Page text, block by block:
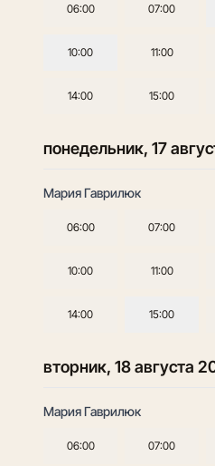
06:00 07:00
10:00 11:00
14:00 15:00
понедельник, 17
Мария Гаврилюк
06:00 07:00
10:00 11:00
14:00 15:00
вторник, 18 августа
Мария Гаврилюк
06:00 07:00